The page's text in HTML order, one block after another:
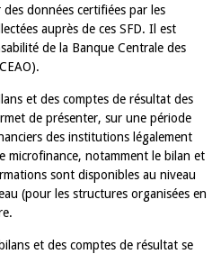
données certifiées par les
auprès de ces SFD. Il est
de la Banque Centrale des
et des comptes de résultat des
de présenter, sur une période
des institutions légalement
microfinance, notamment le bilan et
sont disponibles au niveau
(pour les structures organisées en
et des comptes de résultat se